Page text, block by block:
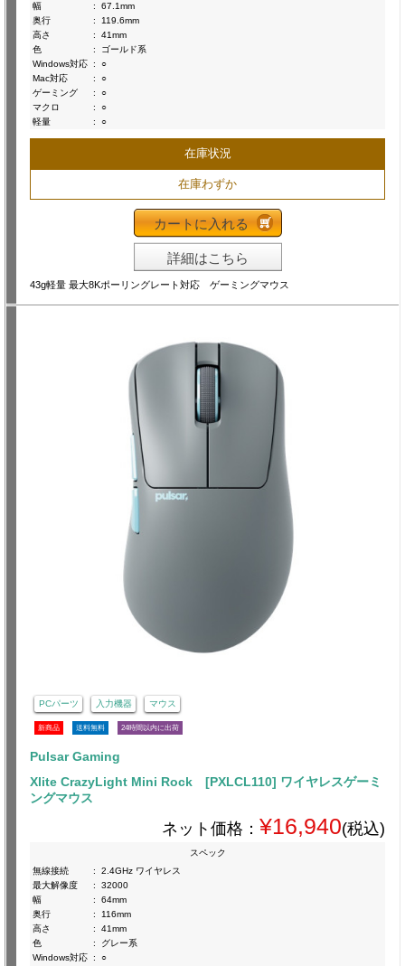
幅
:
67.1mm
奥行
:
119.6mm
高さ
:
41mm
色
:
ゴールド系
Windows対応 :
○
Mac対応
:
○
ゲーミング
:
○
マクロ
:
○
軽量
: ○
在庫状況
在庫わずか
カートに入れる
詳細はこちら
43g軽量 最大8Kポーリングレート対応 ゲーミングマウス
PCパーツ 入力機器 マウス
新商品 送料無料 24時間以内に出荷
Pulsar Gaming
Xlite CrazyLight Mini Rock [PXLCL110] ワイヤレスゲーミ
ングマウス
ネット価格： ¥16,940(税込)
スペック
無線接続
:
2.4GHz ワイヤレス
最大解像度
:
32000
幅
:
64mm
奥行
:
116mm
高さ
:
41mm
色
:
グレー系
Windows対応 :
○